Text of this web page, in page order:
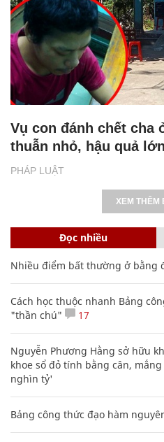
PHÁP LUẬT
Vụ con đánh chết cha
thuẫn nhỏ, hậu quả lớn
XEM THÊM
Đọc nhiều
Nhiều điểm bất thường ở bằng
Cách học thuộc nhanh Bảng
"thần chú"
17
Nguyễn Phương Hằng sở hữu
khoe sổ đỏ tính bằng cân,
nghìn tỷ'
Bảng công thức đạo hàm